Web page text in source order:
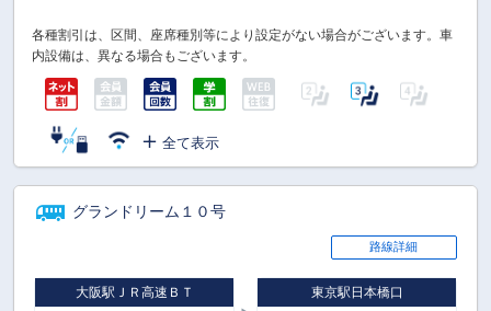
各種割引は、区間、座席種別等により設定がない場合がございます。車
内設備は、異なる場合もございます。
全て表示
グランドリーム１０号
路線詳細
大阪駅ＪＲ高速ＢＴ 東京駅日本橋口